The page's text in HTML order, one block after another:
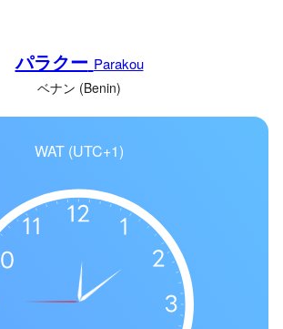
パラクー Parakou
ベナン (Benin)
WAT (UTC+1)